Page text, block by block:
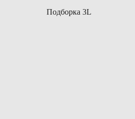
Подборка 3L